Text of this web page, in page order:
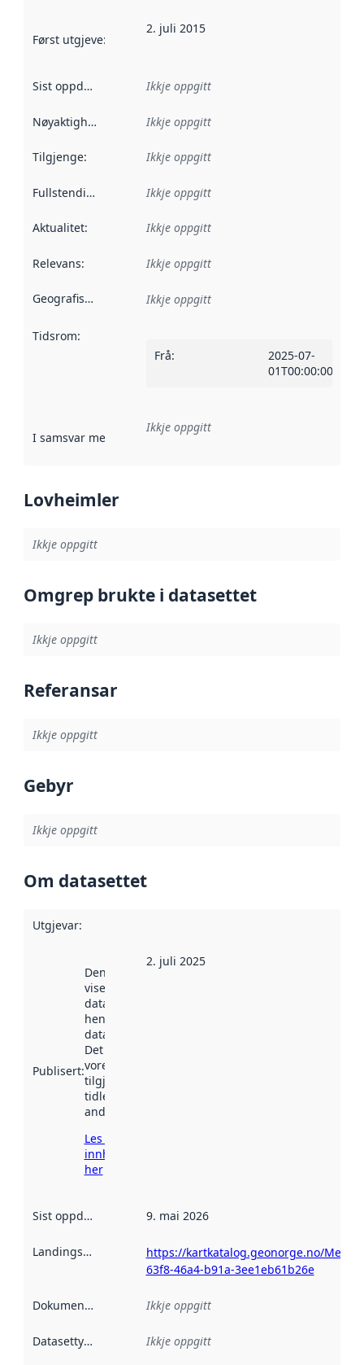
Først utgjeve: Denne datoen seier når dataa i dette
2. juli 2015
Sist oppdatert Ikkje oppgitt
Nøyaktigheit Ikkje oppgitt
Tilgjenge: Ikkje oppgitt
Fullstendigheit Ikkje oppgitt
Aktualitet: Ikkje oppgitt
Relevans: Ikkje oppgitt
Geografisk område Ikkje oppgitt
Tidsrom:
Frå:
2025-07-
01T00:00:00Z
I samsvar med Referanse til ei implementeringsregel eller
Ikkje oppgitt
Lovheimler
Ikkje oppgitt
Omgrep brukte i datasettet
Ikkje oppgitt
Referansar
Ikkje oppgitt
Gebyr
Ikkje oppgitt
Om datasettet
Utgjevar:
Publisert:
Denne datoen
viser når
datasettet vart
henta inn av
data.norge.no.
Det kan ha
vore
tilgjengeleg
tidlegare
andre stader.
Les meir om
innhenting
her
2. juli 2025
Sist oppdatert 9. mai 2026
Landingsside
https://kartkatalog.geonorge.no/
63f8-46a4-b91a-3ee1eb61b26e
Dokumentasjon Ikkje oppgitt
Datasettype Ikkje oppgitt